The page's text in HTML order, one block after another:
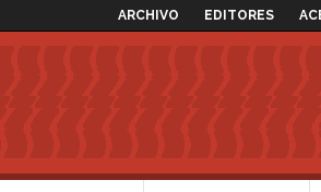
ARCHIVO EDITORES